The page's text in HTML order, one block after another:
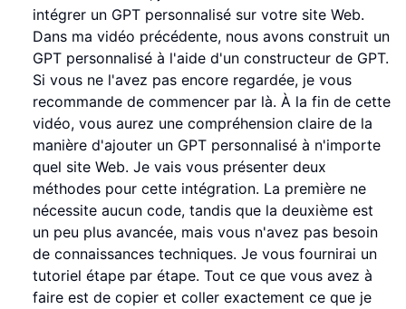
intégrer un GPT personnalisé sur votre site Web.
Dans ma vidéo précédente, nous avons construit un
GPT personnalisé à l'aide d'un constructeur de GPT.
Si vous ne l'avez pas encore regardée, je vous
recommande de commencer par là. À la fin de cette
vidéo, vous aurez une compréhension claire de la
manière d'ajouter un GPT personnalisé à n'importe
quel site Web. Je vais vous présenter deux
méthodes pour cette intégration. La première ne
nécessite aucun code, tandis que la deuxième est
un peu plus avancée, mais vous n'avez pas besoin
de connaissances techniques. Je vous fournirai un
tutoriel étape par étape. Tout ce que vous avez à
faire est de copier et coller exactement ce que je